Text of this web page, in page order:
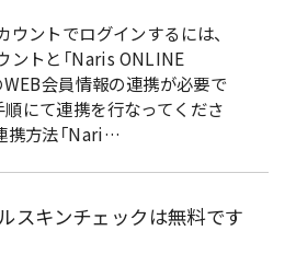
ウントでログインするには、
ントと「Naris ONLINE
WEB会員情報の連携が必要で
順にて連携を行なってくださ
携方法「Nari…
スキンチェックは無料です